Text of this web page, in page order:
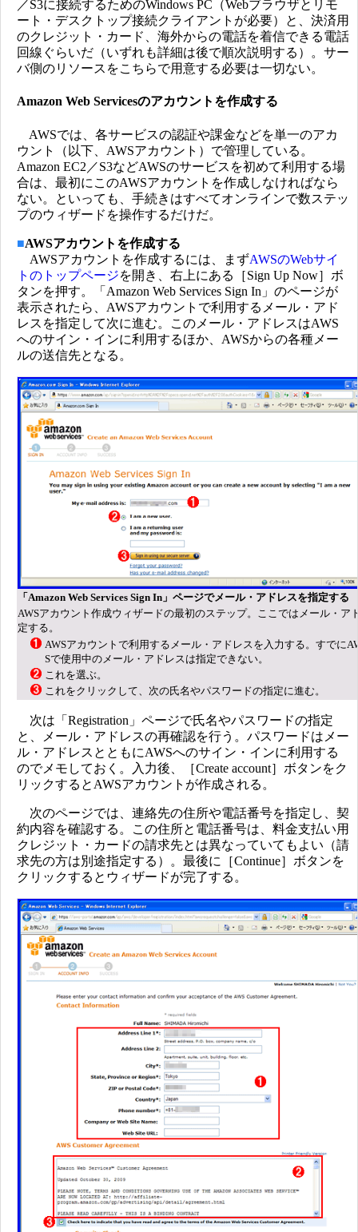
／S3に接続するためのWindows PC（Webブラウザとリモ
ート・デスクトップ接続クライアントが必要）と、決済用
のクレジット・カード、海外からの電話を着信できる電話
回線ぐらいだ（いずれも詳細は後で順次説明する）。サー
バ側のリソースをこちらで用意する必要は一切ない。
Amazon Web Servicesのアカウントを作成する
AWSでは、各サービスの認証や課金などを単一のアカ
ウント（以下、AWSアカウント）で管理している。
Amazon EC2／S3などAWSのサービスを初めて利用する場
合は、最初にこのAWSアカウントを作成しなければなら
ない。といっても、手続きはすべてオンラインで数ステッ
プのウィザードを操作するだけだ。
■AWSアカウントを作成する
AWSアカウントを作成するには、まずAWSのWebサイ
トのトップページを開き、右上にある［Sign Up Now］ボ
タンを押す。「Amazon Web Services Sign In」のページが
表示されたら、AWSアカウントで利用するメール・アド
レスを指定して次に進む。このメール・アドレスはAWS
へのサイン・インに利用するほか、AWSからの各種メー
ルの送信先となる。
「Amazon Web Services Sign In」ページでメール・アドレスを指定する
AWSアカウント作成ウィザードの最初のステップ。ここではメール・ア
定する。
AWSアカウントで利用するメール・アドレスを入力する。すでに
Sで使用中のメール・アドレスは指定できない。
これを選ぶ。
これをクリックして、次の氏名やパスワードの指定に進む。
次は「Registration」ページで氏名やパスワードの指定
と、メール・アドレスの再確認を行う。パスワードはメー
ル・アドレスとともにAWSへのサイン・インに利用する
のでメモしておく。入力後、［Create account］ボタンをク
リックするとAWSアカウントが作成される。
次のページでは、連絡先の住所や電話番号を指定し、契
約内容を確認する。この住所と電話番号は、料金支払い用
クレジット・カードの請求先とは異なっていてもよい（請
求先の方は別途指定する）。最後に［Continue］ボタンを
クリックするとウィザードが完了する。